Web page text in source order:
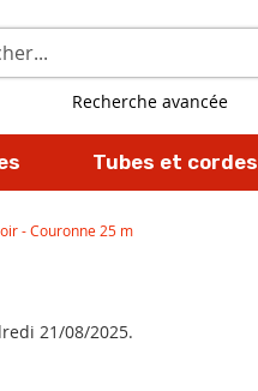
Recherche avancée
Tubes et cordes
- Couronne 25 m
21/08/2025.